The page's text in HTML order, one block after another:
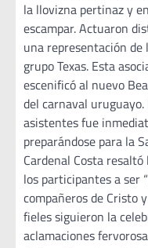
la llovizna pertinaz y
escampar. Actuaron
una representación de
grupo Texas. Esta
escenificó al nuevo
del carnaval
asistentes fue
preparándose para la
Cardenal Costa
los participantes a ser
compañeros de Cristo
fieles siguieron la
aclamaciones